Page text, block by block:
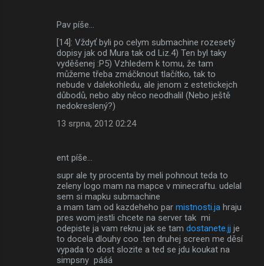
Pav píše…
[14]: Vždyť byli po celym submachine rozesetý
dopisy jak od Mura tak od Liz.4) Ten byl taky
vyděšenej :P5) Vzhledem k tomu, že tam
můžeme třeba zmáčknout tlačítko, tak to
nebude v dalekohledu, ale jenom z estetickejch
důbodů, nebo aby něco neodhalil (Nebo ještě
nedokreslený?)
13 srpna, 2012 02:24
ent píše…
supr ale ty procenta by meli pohnout teda to
zeleny logo mam na mapce v minecraftu. udelal
sem si mapku submachine
a mam tam od kazdeheho par mistnosti.ja hraju
pres wom.jestli chcete na server tak mi
odepiste ja vam reknu jak se tam dostanete.jj je
to docela dlouhy coo .ten druhej screen me děsí
vypada to dost slozite a ted se jdu koukat na
simpsny pááá